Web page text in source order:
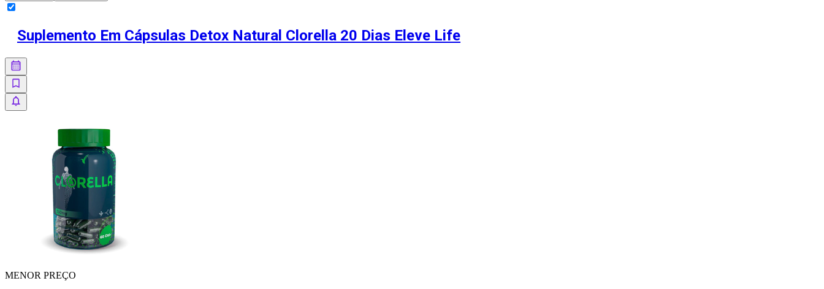
Suplemento Em Cápsulas Detox Natural Clorella 20 Dias Eleve Life
MENOR PREÇO